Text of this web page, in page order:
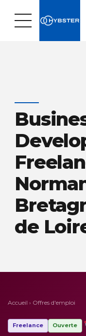
de
Accueil › Offres d'emploi
Freelance Ouverte